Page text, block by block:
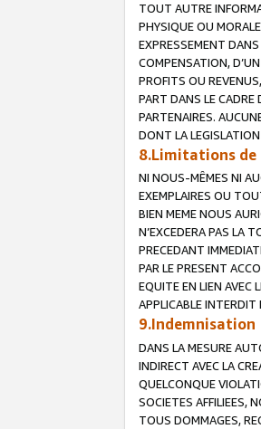
TOUT AUTRE
PHYSIQUE OU
EXPRESSEMENT
COMPENSATION,
PROFITS OU
PART DANS LE
PARTENAIRES.
DONT LA
8.Limitations
NI NOUS-MÊMES NI
EXEMPLAIRES OU
BIEN MEME NOUS
N’EXCEDERA PAS LA
PRECEDANT
PAR LE PRESENT
EQUITE EN LIEN AVEC
APPLICABLE INTERDIT
9.Indemnisation
DANS LA MESURE
INDIRECT AVEC LA
QUELCONQUE
SOCIETES AFFILIEES,
TOUS DOMMAGES,